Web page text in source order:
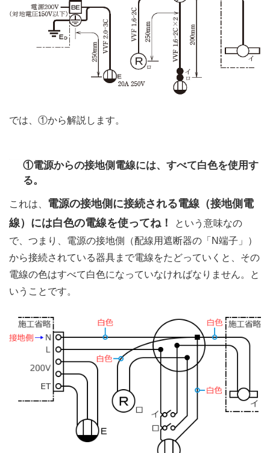
では、①から解説します。
①電源からの接地側電線には、すべて白色を使用す
る。
これは、 電源の接地側に接続される電線（接地側電
線）には白色の電線を使ってね！
という意味なの
で、つまり、電源の接地側（配線用遮断器の「N端子」）
から接続されている器具まで電線をたどっていくと、その
電線の色はすべて白色になっていなければなりません。と
いうことです。